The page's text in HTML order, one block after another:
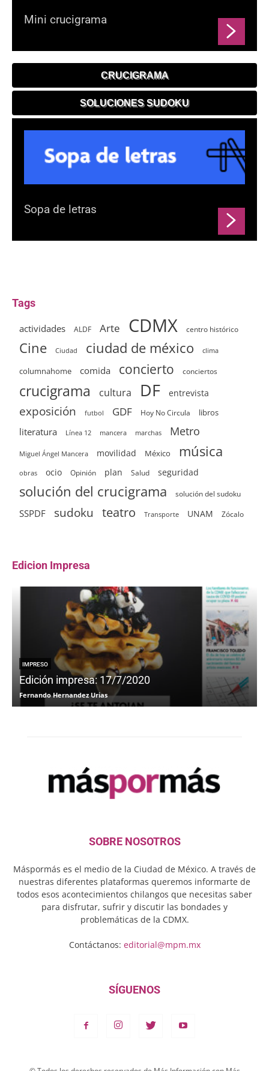
Mini crucigrama
CRUCIGRAMA
SOLUCIONES SUDOKU
Sopa de letras
Tags
actividades ALDF Arte CDMX centro histórico
Cine Ciudad ciudad de méxico clima
columnahome comida concierto conciertos
crucigrama cultura DF entrevista
exposición futbol GDF Hoy No Circula libros
literatura Línea 12 mancera marchas Metro
Miguel Ángel Mancera movilidad México música
obras ocio Opinión plan Salud seguridad
solución del crucigrama solución del sudoku
SSPDF sudoku teatro Transporte UNAM Zócalo
Edicion Impresa
IMPRESO
Edición impresa: 17/7/2020
Fernando Hernandez Urias
SOBRE NOSOTROS
Máspormás es el medio de la Ciudad de México. A través de
nuestras diferentes plataformas queremos informarte de
todos esos acontecimientos chilangos que necesitas saber
para disfrutar, sufrir y discutir las bondades y
problemáticas de la CDMX.
Contáctanos: editorial@mpm.mx
SÍGUENOS